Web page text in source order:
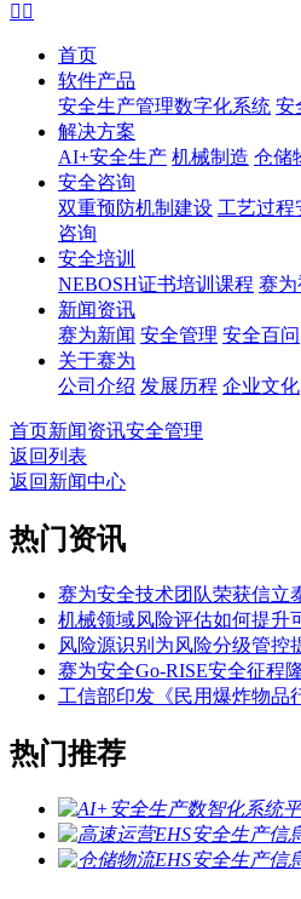
 
首页
软件产品
安全生产管理数字化系统 安
解决方案
AI+安全生产 机械制造 仓储
安全咨询
双重预防机制建设 工艺过程
咨询
安全培训
NEBOSH证书培训课程 赛为
新闻资讯
赛为新闻 安全管理 安全百问
关于赛为
公司介绍 发展历程 企业文化
首页新闻资讯安全管理
返回列表
返回新闻中心
热门资讯
赛为安全技术团队荣获信立
机械领域风险评估如何提升
风险源识别为风险分级管控
赛为安全Go-RISE安全征程
工信部印发《民用爆炸物品
热门推荐